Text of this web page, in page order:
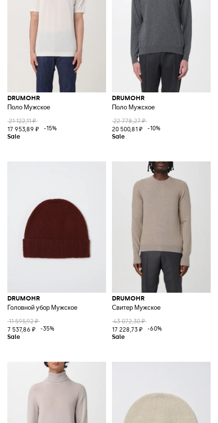
DRUMOHR
Поло Мужское
21 122,11 ₽
17 953,89 ₽
-15%
DRUMOHR
Поло Мужское
22 778,27 ₽
20 500,81 ₽
-10%
DRUMOHR
Головной убор Мужское
11 595,92 ₽
7 537,86 ₽
-35%
DRUMOHR
Свитер Мужское
43 072,30 ₽
17 228,73 ₽
-60%